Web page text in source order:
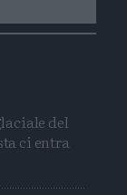
del
ci entra